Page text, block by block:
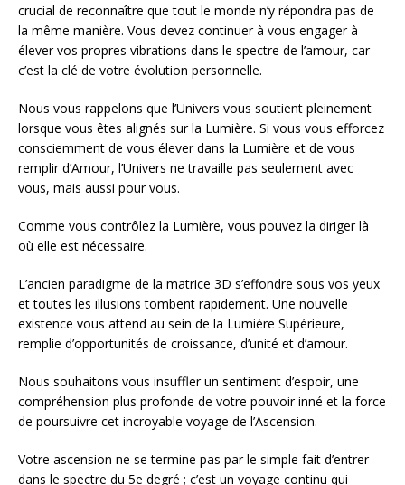
crucial de reconnaître que tout le monde n’y répondra pas de
la même manière. Vous devez continuer à vous engager à
élever vos propres vibrations dans le spectre de l’amour, car
c’est la clé de votre évolution personnelle.
Nous vous rappelons que l’Univers vous soutient pleinement
lorsque vous êtes alignés sur la Lumière. Si vous vous efforcez
consciemment de vous élever dans la Lumière et de vous
remplir d’Amour, l’Univers ne travaille pas seulement avec
vous, mais aussi pour vous.
Comme vous contrôlez la Lumière, vous pouvez la diriger là
où elle est nécessaire.
L’ancien paradigme de la matrice 3D s’effondre sous vos yeux
et toutes les illusions tombent rapidement. Une nouvelle
existence vous attend au sein de la Lumière Supérieure,
remplie d’opportunités de croissance, d’unité et d’amour.
Nous souhaitons vous insuffler un sentiment d’espoir, une
compréhension plus profonde de votre pouvoir inné et la force
de poursuivre cet incroyable voyage de l’Ascension.
Votre ascension ne se termine pas par le simple fait d’entrer
dans le spectre du 5e degré ; c’est un voyage continu qui